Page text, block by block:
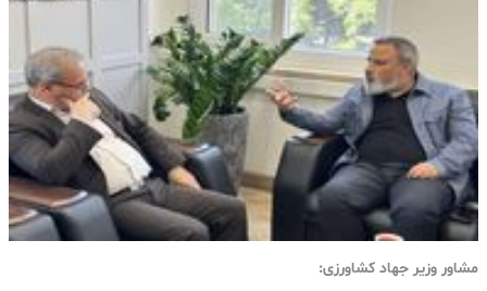
مشاور وزیر جهاد کشاورزی: